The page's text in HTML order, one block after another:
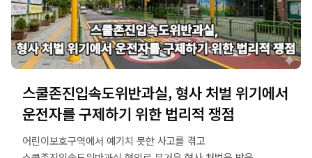
스쿨존진입속도위반과실, 형사 처벌 위기에서
운전자를 구제하기 위한 법리적 쟁점
어린이보호구역에서 예기치 못한 사고를 겪고